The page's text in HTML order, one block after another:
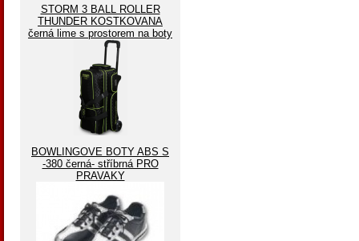
STORM 3 BALL ROLLER
THUNDER KOSTKOVANA
černá lime s prostorem na boty
BOWLINGOVE BOTY ABS S
-380 černá- stříbrná PRO
PRAVAKY